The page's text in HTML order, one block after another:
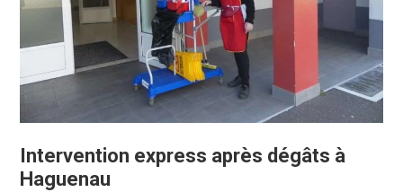
Intervention express après dégâts à
Haguenau